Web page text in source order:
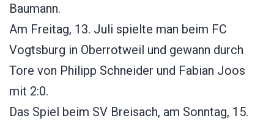
Baumann.
Am Freitag, 13. Juli spielte man beim FC
Vogtsburg in Oberrotweil und gewann durch
Tore von Philipp Schneider und Fabian Joos
mit 2:0.
Das Spiel beim SV Breisach, am Sonntag, 15.